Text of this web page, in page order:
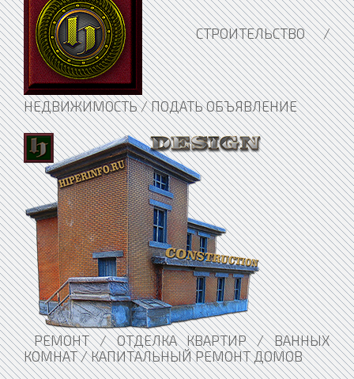
СТРОИТЕЛЬСТВО /
НЕДВИЖИМОСТЬ / ПОДАТЬ ОБЪЯВЛЕНИЕ
РЕМОНТ / ОТДЕЛКА КВАРТИР / ВАННЫХ
КОМНАТ / КАПИТАЛЬНЫЙ РЕМОНТ ДОМОВ